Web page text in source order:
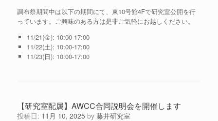
調布祭期間中は以下の期間にて、東10号館4Fで研究室公開を行
っています。ご興味のある方は是非ご気軽にお越しください。
11/21(金): 10:00-17:00
11/22(土): 10:00-17:00
11/23(日): 10:00-17:00
【研究室配属】AWCC合同説明会を開催します
投稿日: 11月 10, 2025 by 藤井研究室